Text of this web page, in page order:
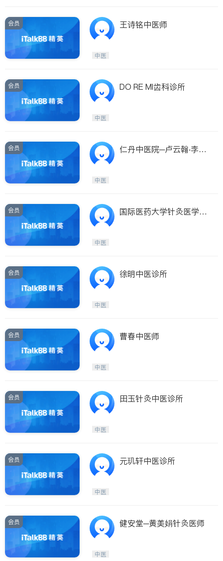
会员 王诗铭中医师
中医
会员 DO RE MI齿科诊所
中医
会员
仁丹中医院─卢云翰‧李笑
中医
会员
国际医药大学针灸医学中
中医
会员 徐明中医诊所
中医
会员 曹春中医师
中医
会员 田玉针灸中医诊所
中医
会员 元玑轩中医诊所
中医
会员 健安堂─黄美娟针灸医师
中医